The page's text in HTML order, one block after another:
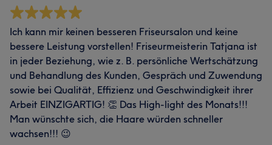
Ich kann mir keinen besseren Friseursalon und keine
bessere Leistung vorstellen! Friseurmeisterin Tatjana ist
in jeder Beziehung, wie z. B. persönliche Wertschätzung
und Behandlung des Kunden, Gespräch und Zuwendung
sowie bei Qualität, Effizienz und Geschwindigkeit ihrer
Arbeit EINZIGARTIG! 👏 Das High-light des Monats!!!
Man wünschte sich, die Haare würden schneller
wachsen!!! 😉